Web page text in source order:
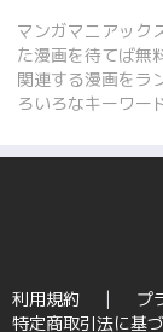
は決まらず心は晴れ
い…。そんなある日
仲間がド派手なキャ
嬢にケンカを売りあ
という間に返り討ち
手は、六本木のナン
麗奈!｢あたいら、あん
た以上のキャバ嬢に
マンガマニアック
た漫画を待てば無
関連する漫画をラ
ろいろなキーワー
利用規約
プ
特定商取引法に基